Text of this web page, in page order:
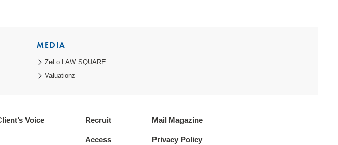
MEDIA
ZeLo LAW SQUARE
Valuationz
Voice Recruit
Access
Mail Magazine
Privacy Policy